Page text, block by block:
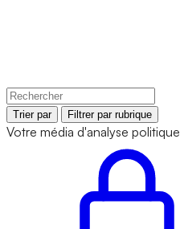
Trier par Filtrer par rubrique
Votre média d'analyse